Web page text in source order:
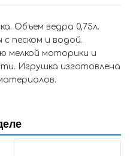
Объем ведра 0,75л.
с песком и водой.
мелкой моторики и
Игрушка изготовлена